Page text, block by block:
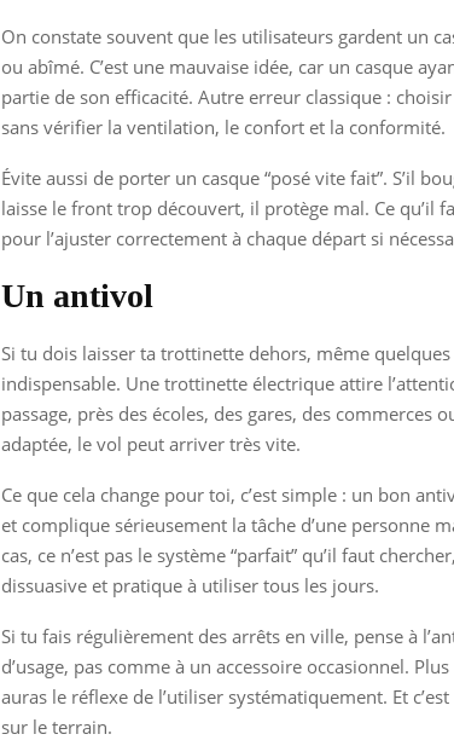
On constate souvent que les utilisateurs gardent un
ou abîmé. C’est une mauvaise idée, car un casque
partie de son efficacité. Autre erreur classique :
sans vérifier la ventilation, le confort et la conformité.
Évite aussi de porter un casque “posé vite fait”. S’il
laisse le front trop découvert, il protège mal. Ce qu’il
pour l’ajuster correctement à chaque départ si
Un antivol
Si tu dois laisser ta trottinette dehors, même
indispensable. Une trottinette électrique attire
passage, près des écoles, des gares, des commerces
adaptée, le vol peut arriver très vite.
Ce que cela change pour toi, c’est simple : un bon
et complique sérieusement la tâche d’une personne
cas, ce n’est pas le système “parfait” qu’il faut
dissuasive et pratique à utiliser tous les jours.
Si tu fais régulièrement des arrêts en ville, pense à
d’usage, pas comme à un accessoire occasionnel.
auras le réflexe de l’utiliser systématiquement. Et
sur le terrain.